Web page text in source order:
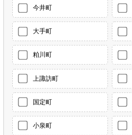
今井町
大手町
粕川町
上諏訪町
国定町
小泉町